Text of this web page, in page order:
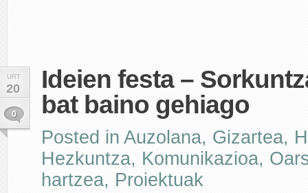
URT
20
0
Ideien festa –
bat baino gehiago
Posted in Auzolana, Gizartea,
Hezkuntza, Komunikazioa,
hartzea, Proiektuak